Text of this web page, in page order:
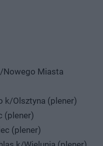
Nowego Miasta
k/Olsztyna (plener)
(plener)
(plener)